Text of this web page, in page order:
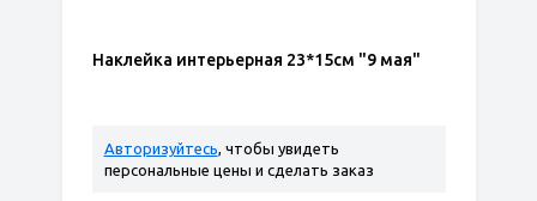
Наклейка интерьерная 23*15см "9 мая"
Авторизуйтесь, чтобы увидеть
персональные цены и сделать заказ